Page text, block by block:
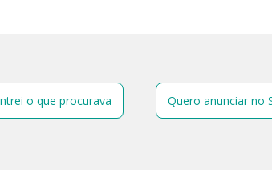
o que procurava Quero anunciar no